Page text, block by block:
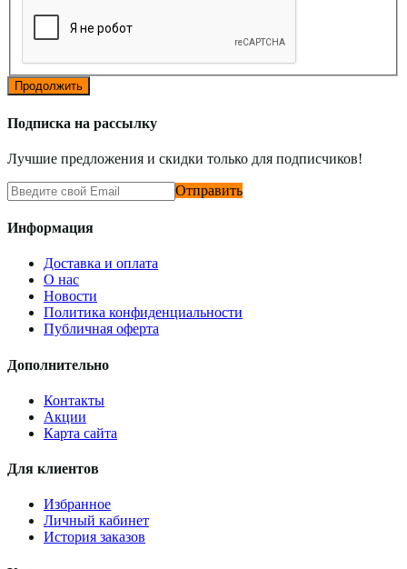
Продолжить
Подписка на рассылку
Лучшие предложения и скидки только для подписчиков!
Отправить
Информация
Доставка и оплата
О нас
Новости
Политика конфиденциальности
Публичная оферта
Дополнительно
Контакты
Акции
Карта сайта
Для клиентов
Избранное
Личный кабинет
История заказов